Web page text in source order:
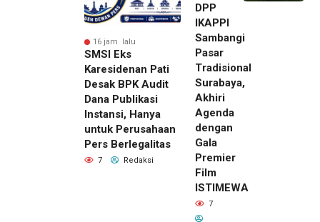
16 jam lalu
SMSI Eks
Karesidenan Pati
Desak BPK Audit
Dana Publikasi
Instansi, Hanya
untuk Perusahaan
Pers Berlegalitas
7 Redaksi
DPP
IKAPPI
Sambangi
Pasar
Tradisional
Surabaya,
Akhiri
Agenda
dengan
Gala
Premier
Film
ISTIMEWA
7